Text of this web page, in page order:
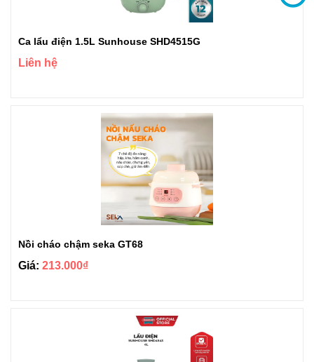
Ca lẩu điện 1.5L Sunhouse SHD4515G
Liên hệ
Nồi cháo chậm seka GT68
Giá: 213.000₫